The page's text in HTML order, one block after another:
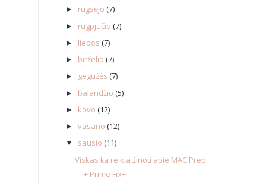
► rugsėjo (7)
► rugpjūčio (7)
► liepos (7)
► birželio (7)
► gegužės (7)
► balandžio (5)
► kovo (12)
► vasario (12)
▼ sausio (11)
Viskas ką reikia žinoti apie MAC Prep
+ Prime Fix+